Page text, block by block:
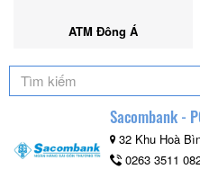
ATM Đông Á
Sacombank -
32 Khu Hoà
0263 3511